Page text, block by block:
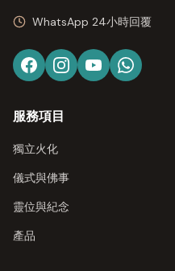
WhatsApp 24小時回覆
服務項目
獨立火化
儀式與佛事
靈位與紀念
產品